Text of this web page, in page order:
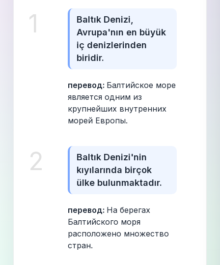
1
Baltık Denizi,
Avrupa'nın en büyük
iç denizlerinden
biridir.
перевод: Балтийское море
является одним из
крупнейших внутренних
морей Европы.
2
Baltık Denizi'nin
kıyılarında birçok
ülke bulunmaktadır.
перевод: На берегах
Балтийского моря
расположено множество
стран.